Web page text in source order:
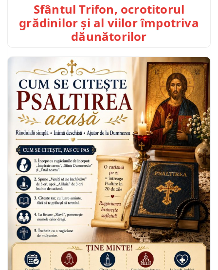
Sfântul Trifon, ocrotitorul
grădinilor și al viilor împotriva
dăunătorilor